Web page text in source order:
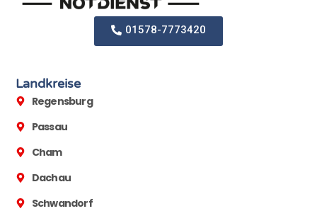
01578-7773420
Landkreise
Regensburg
Passau
Cham
Dachau
Schwandorf